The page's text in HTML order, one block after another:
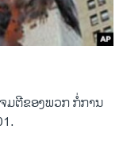
ມຕີຂອງພວກ ກໍ່ການ